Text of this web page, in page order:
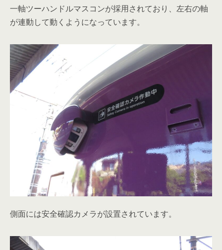
一軸ツーハンドルマスコンが採用されており、左右の軸
が連動して動くようになっています。
側面には安全確認カメラが設置されています。